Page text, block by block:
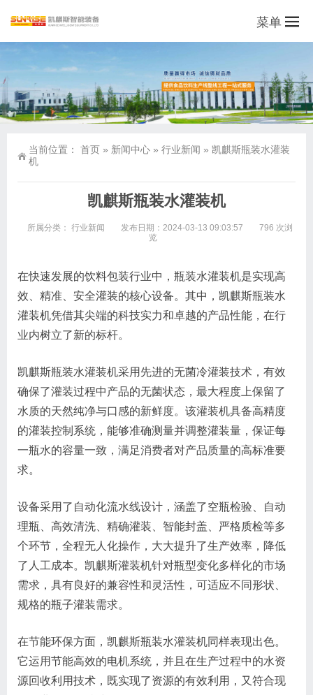
菜单
当前位置： 首页 » 新闻中心 » 行业新闻 » 凯麒斯瓶装水灌装
机
凯麒斯瓶装水灌装机
所属分类： 行业新闻 发布日期：2024-03-13 09:03:57
796 次浏
览
在快速发展的饮料包装行业中，瓶装水灌装机是实现高
效、精准、安全灌装的核心设备。其中，凯麒斯瓶装水
灌装机凭借其尖端的科技实力和卓越的产品性能，在行
业内树立了新的标杆。
凯麒斯瓶装水灌装机采用先进的无菌冷灌装技术，有效
确保了灌装过程中产品的无菌状态，最大程度上保留了
水质的天然纯净与口感的新鲜度。该灌装机具备高精度
的灌装控制系统，能够准确测量并调整灌装量，保证每
一瓶水的容量一致，满足消费者对产品质量的高标准要
求。
设备采用了自动化流水线设计，涵盖了空瓶检验、自动
理瓶、高效清洗、精确灌装、智能封盖、严格质检等多
个环节，全程无人化操作，大大提升了生产效率，降低
了人工成本。凯麒斯灌装机针对瓶型变化多样化的市场
需求，具有良好的兼容性和灵活性，可适应不同形状、
规格的瓶子灌装需求。
在节能环保方面，凯麒斯瓶装水灌装机同样表现出色。
它运用节能高效的电机系统，并且在生产过程中的水资
源回收利用技术，既实现了资源的有效利用，又符合现